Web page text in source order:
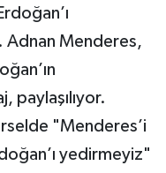
Adnan Menderes,
paylaşılıyor.
"Menderes’i
yedirmeyiz"